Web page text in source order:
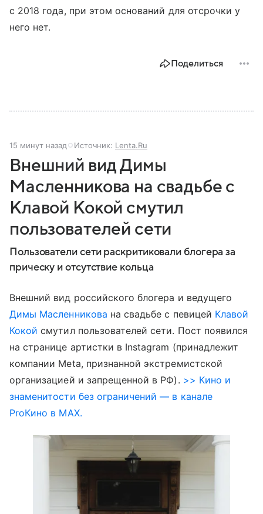
с 2018 года, при этом оснований для отсрочки у
него нет.
Поделиться
15 минут назад Источник: Lenta.Ru
Внешний вид Димы
Масленникова на свадьбе с
Клавой Кокой смутил
пользователей сети
Пользователи сети раскритиковали блогера за
прическу и отсутствие кольца
Внешний вид российского блогера и ведущего
Димы Масленникова на свадьбе с певицей Клавой
Кокой смутил пользователей сети. Пост появился
на странице артистки в Instagram (принадлежит
компании Meta, признанной экстремистской
организацией и запрещенной в РФ). >> Кино и
знаменитости без ограничений — в канале
ProКино в MAX.